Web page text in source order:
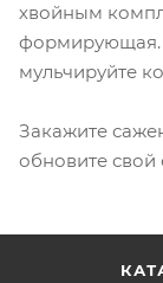
хвойным
формирующая.
мульчируйте
Закажите
обновите свой